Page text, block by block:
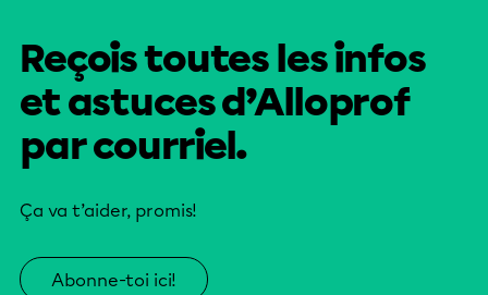
Reçois toutes les infos
et astuces d’Alloprof
par courriel.
Ça va t’aider, promis!
Abonne-toi ici!